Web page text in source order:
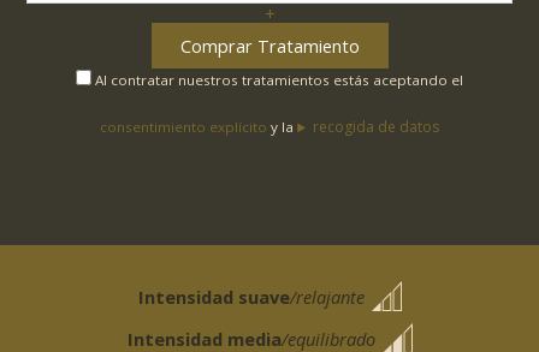
Valentín"
cantidad
+
Comprar Tratamiento
Al contratar nuestros tratamientos estás aceptando el
consentimiento explícito y la recogida de datos
Intensidad suave/relajante
Intensidad media/equilibrado